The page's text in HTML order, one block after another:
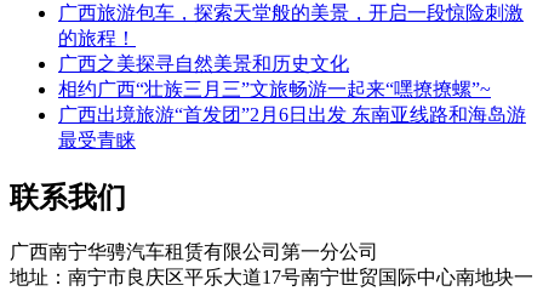
广西旅游包车，探索天堂般的美景，开启一段惊险刺激
的旅程！
广西之美探寻自然美景和历史文化
相约广西“壮族三月三”文旅畅游一起来“嘿撩撩螺”~
广西出境旅游“首发团”2月6日出发 东南亚线路和海岛游
最受青睐
联系我们
广西南宁华骋汽车租赁有限公司第一分公司
地址：南宁市良庆区平乐大道17号南宁世贸国际中心南地块一